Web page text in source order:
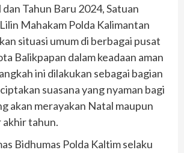
Tahun Baru 2024, Satuan
Mahakam Polda Kalimantan
situasi umum di berbagai pusat
Balikpapan dalam keadaan aman
ini dilakukan sebagai bagian
suasana yang nyaman bagi
akan merayakan Natal maupun
tahun.
Bidhumas Polda Kaltim selaku